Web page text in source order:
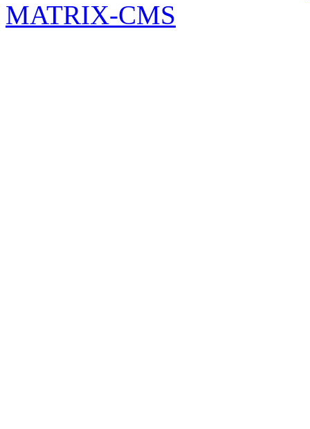
MATRIX-CMS